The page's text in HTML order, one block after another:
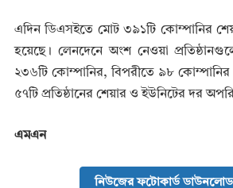
এদিন ডিএসইতে মোট ৩৯১টি কোম্পানির
হয়েছে। লেনদেনে অংশ নেওয়া
২৩৬টি কোম্পানির, বিপরীতে ৯৮ কোম্পানির
৫৭টি প্রতিষ্ঠানের শেয়ার ও ইউনিটের দর
এমএন
নিউজের ফটোকার্ড